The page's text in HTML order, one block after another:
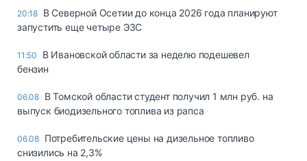
20:18 В Северной Осетии до конца 2026 года планируют
запустить еще четыре ЭЗС
11:50
В Ивановской области за неделю подешевел
бензин
06.08 В Томской области студент получил 1 млн руб. на
выпуск биодизельного топлива из рапса
06.08 Потребительские цены на дизельное топливо
снизились на 2,3%